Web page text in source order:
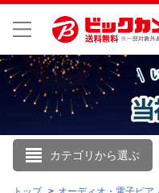
カテゴリから選ぶ
こん